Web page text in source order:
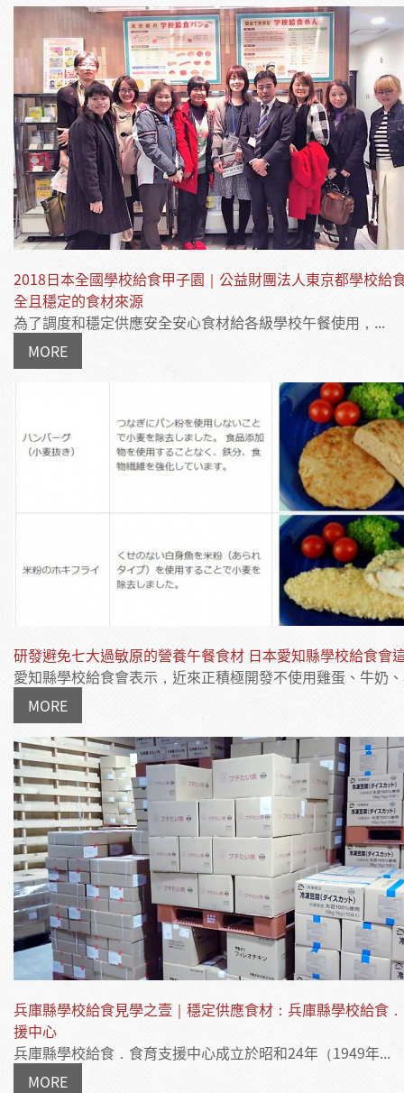
2018日本全國學校給食甲子園｜公益財團法人東京都學校給
全且穩定的食材來源
為了調度和穩定供應安全安心食材給各級學校午餐使用，...
MORE
研發避免七大過敏原的營養午餐食材 日本愛知縣學校給食會
愛知縣學校給食會表示，近來正積極開發不使用雞蛋、牛奶
MORE
兵庫縣學校給食見學之壹｜穩定供應食材：兵庫縣學校給食
援中心
兵庫縣學校給食．食育支援中心成立於昭和24年（1949年...
MORE